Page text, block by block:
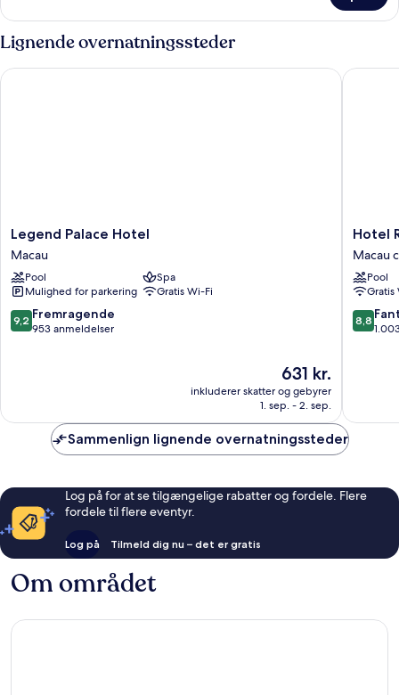
Lignende overnatningssteder
Legend
Palace
Hotel
Macau
Legend Palace Hotel
Macau
Pool
Spa
Mulighed for parkering
Gratis Wi-Fi
9.2
ud
9,2 Fremragende
953 anmeldelser
Prisen
er
631 kr.
631 kr.
inkluderer skatter og gebyrer
1. sep. - 2. sep.
Legend Palace Hotel
Hotel
Royal
Macau
Macau
centrum
Hotel
Macau
Pool
Gratis
8.8
ud
8,8
Hotel
Sammenlign lignende overnatningssteder
Log på for at se tilgængelige rabatter og fordele. Flere
fordele til flere eventyr.
Log på Tilmeld dig nu – det er gratis
Om området